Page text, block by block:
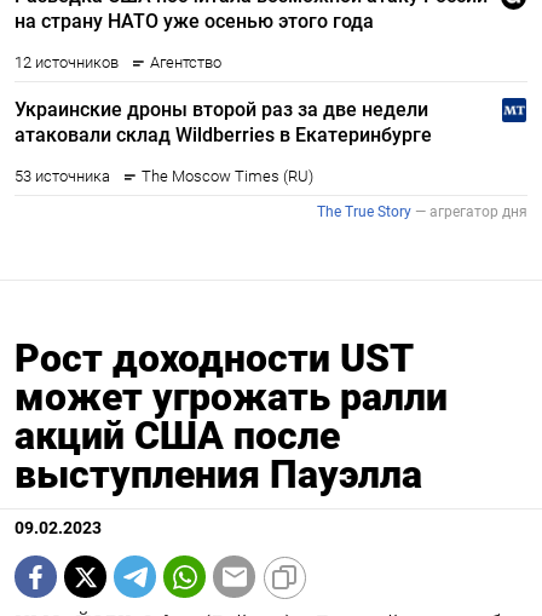
Рост доходности UST
может угрожать ралли
акций США после
выступления Пауэлла
09.02.2023